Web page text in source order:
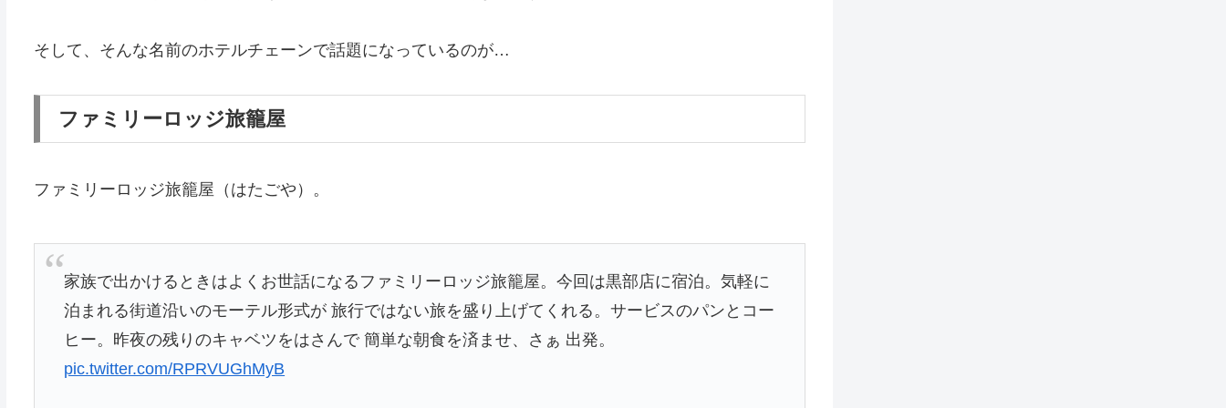
そして、そんな名前のホテルチェーンで話題になっているのが…
ファミリーロッジ旅籠屋
ファミリーロッジ旅籠屋（はたごや）。
家族で出かけるときはよくお世話になるファミリーロッジ旅籠屋。今回は黒部店に宿泊。気軽に
泊まれる街道沿いのモーテル形式が 旅行ではない旅を盛り上げてくれる。サービスのパンとコー
ヒー。昨夜の残りのキャベツをはさんで 簡単な朝食を済ませ、さぁ 出発。
pic.twitter.com/RPRVUGhMyB